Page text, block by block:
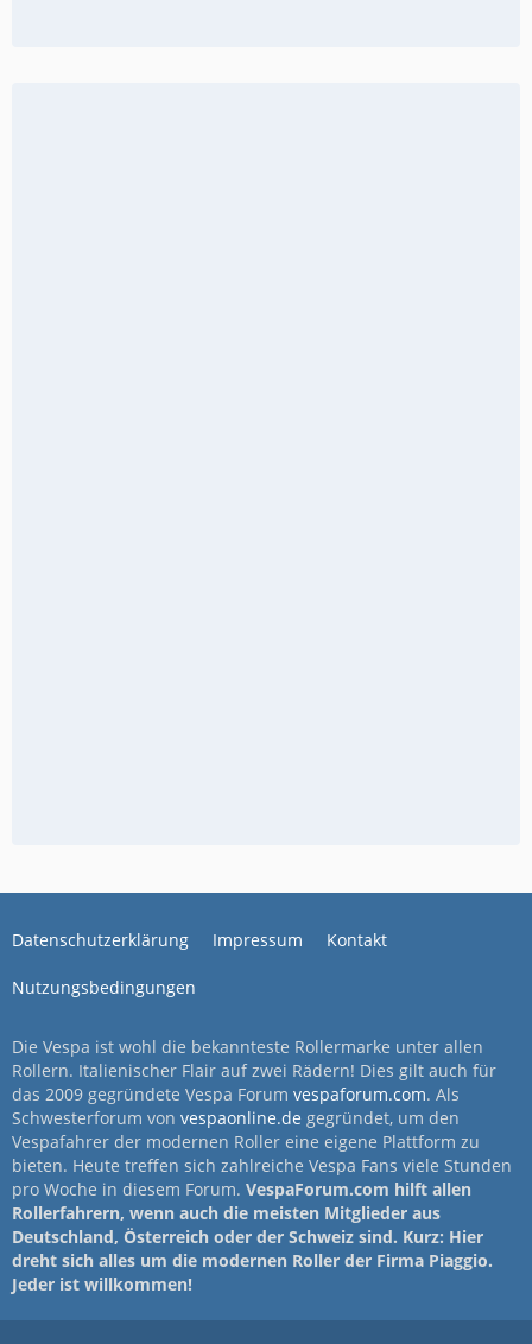
Datenschutzerklärung Impressum Kontakt
Nutzungsbedingungen
Die Vespa ist wohl die bekannteste Rollermarke unter allen
Rollern. Italienischer Flair auf zwei Rädern! Dies gilt auch für
das 2009 gegründete Vespa Forum vespaforum.com. Als
Schwesterforum von vespaonline.de gegründet, um den
Vespafahrer der modernen Roller eine eigene Plattform zu
bieten. Heute treffen sich zahlreiche Vespa Fans viele Stunden
pro Woche in diesem Forum. VespaForum.com hilft allen
Rollerfahrern, wenn auch die meisten Mitglieder aus
Deutschland, Österreich oder der Schweiz sind. Kurz: Hier
dreht sich alles um die modernen Roller der Firma Piaggio.
Jeder ist willkommen!